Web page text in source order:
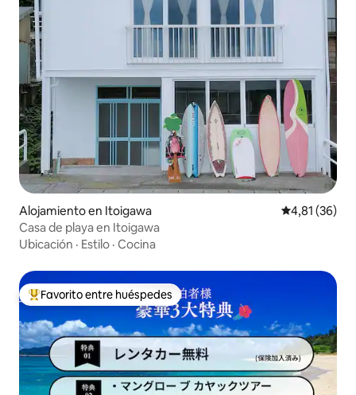
Alojamiento en Itoigawa Calificación
4,81 (36)
Casa de playa en Itoigawa
Ubicación · Estilo · Cocina
Favorito entre los huéspedes más destacados
Favorito entre huéspedes